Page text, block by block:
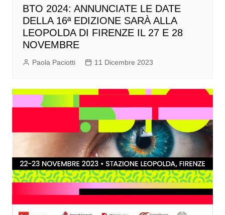
BTO 2024: ANNUNCIATE LE DATE
DELLA 16ª EDIZIONE SARÀ ALLA
LEOPOLDA DI FIRENZE IL 27 E 28
NOVEMBRE
Paola Paciotti 11 Dicembre 2023